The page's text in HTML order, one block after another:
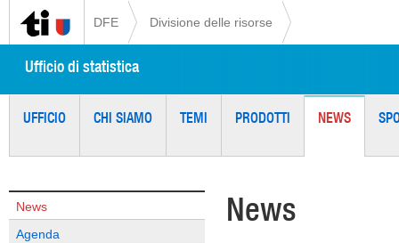
DFE Divisione delle risorse
Ufficio di statistica
UFFICIO CHI SIAMO TEMI PRODOTTI NEWS
News
Agenda
News